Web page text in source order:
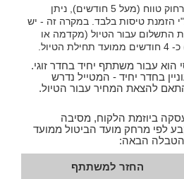
עבור טיול רחוק טווח (מעל 5 חודשים), ניתן
הזמנת טיסות בלבד. במקרה זה - יש
התשלום עבור הטיול (מקדמה או
הטיול.
הוא עבור משתתף יחיד בחדר זוגי.
בחדר יחיד - המטייל נדרש
להצאת המחיר עבור הטיול.
ביוזמת הלקוח, מסיבה
לפי מרחק מועד הביטול ממועד
הטבלה הבאה:
החזר למשתתף